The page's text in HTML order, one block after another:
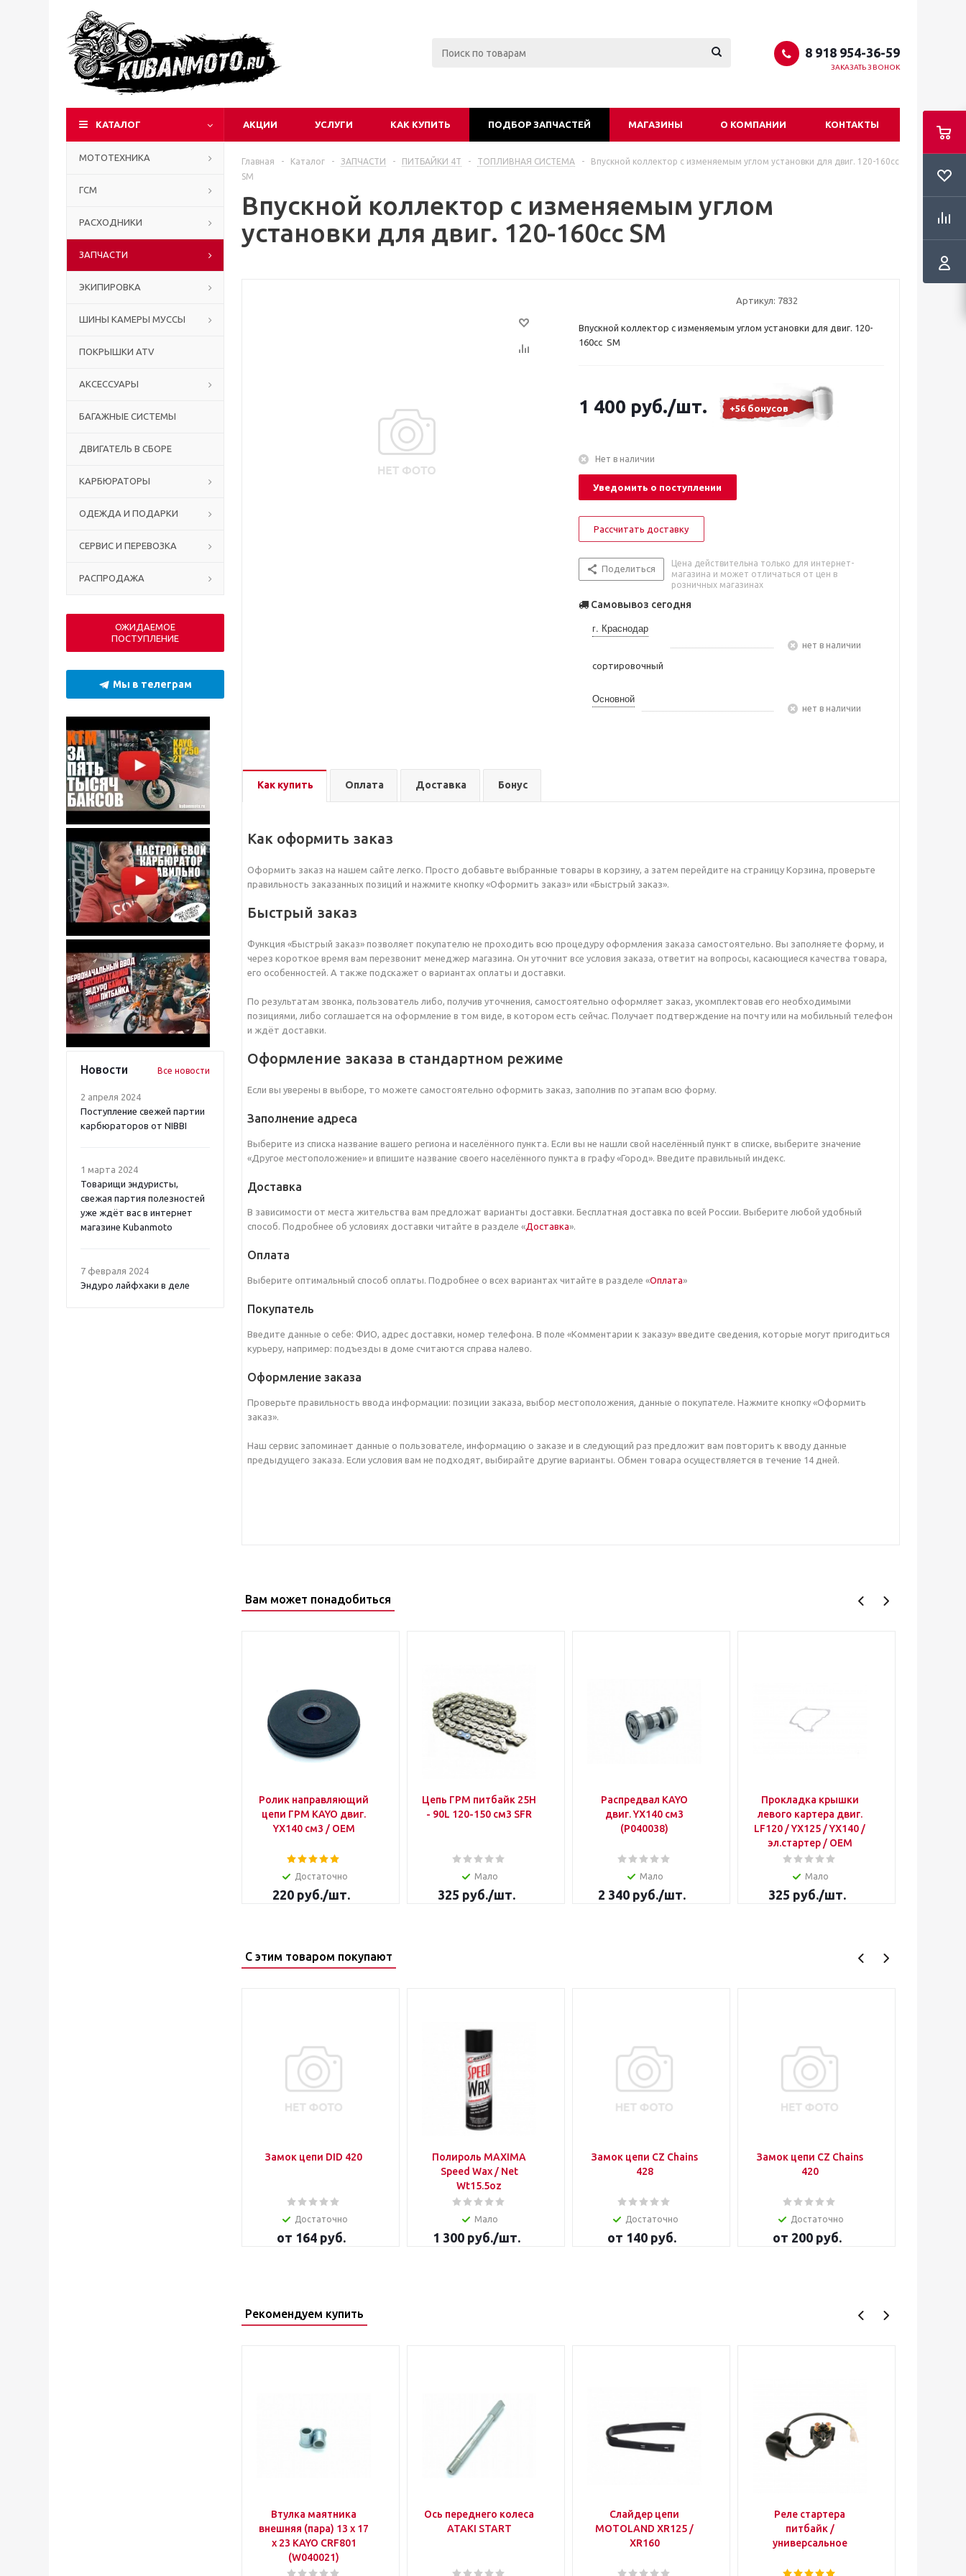
8 918 954-36-59
ЗАКАЗАТЬ ЗВОНОК
КАТАЛОГ АКЦИИ УСЛУГИ КАК КУПИТЬ ПОДБОР ЗАПЧАСТЕЙ МАГАЗИНЫ О КОМПАНИИ КОНТАКТЫ
МОТОТЕХНИКА
ГСМ
РАСХОДНИКИ
ЗАПЧАСТИ
ЭКИПИРОВКА
ШИНЫ КАМЕРЫ МУССЫ
ПОКРЫШКИ ATV
АКСЕССУАРЫ
БАГАЖНЫЕ СИСТЕМЫ
ДВИГАТЕЛЬ В СБОРЕ
КАРБЮРАТОРЫ
ОДЕЖДА И ПОДАРКИ
СЕРВИС И ПЕРЕВОЗКА
РАСПРОДАЖА
ОЖИДАЕМОЕ
ПОСТУПЛЕНИЕ
Мы в телеграм
Новости Все новости
2 апреля 2024
Поступление свежей партии
карбюраторов от NIBBI
1 марта 2024
Товарищи эндуристы,
свежая партия полезностей
уже ждёт вас в интернет
магазине Kubanmoto
7 февраля 2024
Эндуро лайфхаки в деле
Главная - Каталог - ЗАПЧАСТИ - ПИТБАЙКИ 4Т - ТОПЛИВНАЯ СИСТЕМА -
Впускной коллектор с изменяемым углом установки для двиг. 120-160cc
SM
Впускной коллектор с изменяемым углом
установки для двиг. 120-160cc SM
Артикул: 7832
Впускной коллектор с изменяемым углом установки для двиг. 120-
160cc SM
1 400 руб./шт. +56 бонусов
Нет в наличии
Уведомить о поступлении
Рассчитать доставку
Поделиться
Цена действительна только для интернет-
магазина и может отличаться от цен в
розничных магазинах
Самовывоз сегодня
г. Краснодар
сортировочный
Нет в наличии
Основной
Нет в наличии
Как купить Оплата Доставка Бонус
Как оформить заказ
Оформить заказ на нашем сайте легко. Просто добавьте выбранные товары в корзину, а затем перейдите на страницу Корзина, проверьте
правильность заказанных позиций и нажмите кнопку «Оформить заказ» или «Быстрый заказ».
Быстрый заказ
Функция «Быстрый заказ» позволяет покупателю не проходить всю процедуру оформления заказа самостоятельно. Вы заполняете форму, и
через короткое время вам перезвонит менеджер магазина. Он уточнит все условия заказа, ответит на вопросы, касающиеся качества товара,
его особенностей. А также подскажет о вариантах оплаты и доставки.
По результатам звонка, пользователь либо, получив уточнения, самостоятельно оформляет заказ, укомплектовав его необходимыми
позициями, либо соглашается на оформление в том виде, в котором есть сейчас. Получает подтверждение на почту или на мобильный телефон
и ждёт доставки.
Оформление заказа в стандартном режиме
Если вы уверены в выборе, то можете самостоятельно оформить заказ, заполнив по этапам всю форму.
Заполнение адреса
Выберите из списка название вашего региона и населённого пункта. Если вы не нашли свой населённый пункт в списке, выберите значение
«Другое местоположение» и впишите название своего населённого пункта в графу «Город». Введите правильный индекс.
Доставка
В зависимости от места жительства вам предложат варианты доставки. Бесплатная доставка по всей России. Выберите любой удобный
способ. Подробнее об условиях доставки читайте в разделе «Доставка».
Оплата
Выберите оптимальный способ оплаты. Подробнее о всех вариантах читайте в разделе «Оплата»
Покупатель
Введите данные о себе: ФИО, адрес доставки, номер телефона. В поле «Комментарии к заказу» введите сведения, которые могут пригодиться
курьеру, например: подъезды в доме считаются справа налево.
Оформление заказа
Проверьте правильность ввода информации: позиции заказа, выбор местоположения, данные о покупателе. Нажмите кнопку «Оформить
заказ».
Наш сервис запоминает данные о пользователе, информацию о заказе и в следующий раз предложит вам повторить к вводу данные
предыдущего заказа. Если условия вам не подходят, выбирайте другие варианты. Обмен товара осуществляется в течение 14 дней.
Вам может понадобиться
Ролик направляющий
цепи ГРМ KAYO двиг.
YX140 см3 / OEM
Достаточно
220 руб./шт.
Цепь ГРМ питбайк 25H
- 90L 120-150 см3 SFR
Мало
325 руб./шт.
Распредвал KAYO
двиг. YX140 см3
(P040038)
Мало
2 340 руб./шт.
Прокладка крышки
левого картера двиг.
LF120 / YX125 / YX140 /
эл.стартер / OEM
Мало
325 руб./шт.
С этим товаром покупают
Замок цепи DID 420
Достаточно
от 164 руб.
Полироль MAXIMA
Speed Wax / Net
Wt15.5oz
Мало
1 300 руб./шт.
Замок цепи CZ Chains
428
Достаточно
от 140 руб.
Замок цепи CZ Chains
420
Достаточно
от 200 руб.
Рекомендуем купить
Втулка маятника
внешняя (пара) 13 х 17
х 23 KAYO CRF801
(W040021)
Ось переднего колеса
ATAKI START
Слайдер цепи
MOTOLAND XR125 /
XR160
Реле стартера
питбайк /
универсальное